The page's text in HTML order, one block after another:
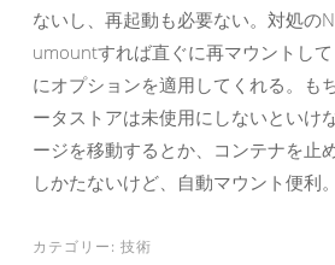
ないし、再起動も必要ない。対処の
umountすれば直ぐに再マウントし
にオプションを適用してくれる。も
ータストアは未使用にしないといけ
ージを移動するとか、コンテナを止
しかたないけど、自動マウント便利。
カテゴリー: 技術